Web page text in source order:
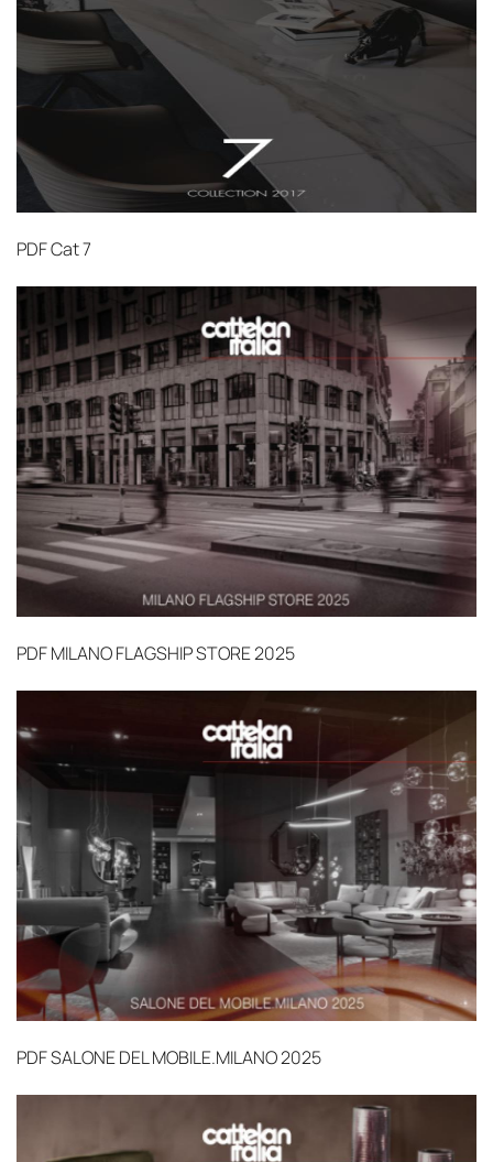
PDFCat 7
PDFMILANO FLAGSHIP STORE 2025
PDFSALONE DEL MOBILE.MILANO 2025